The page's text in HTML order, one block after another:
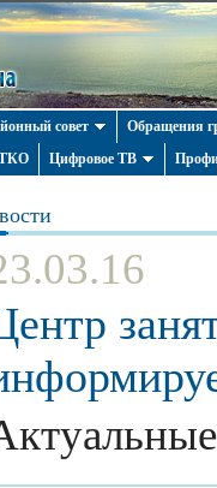
совет
Обращения
ТКО Цифровое ТВ